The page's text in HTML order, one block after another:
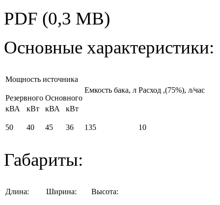
PDF (0,3 MB)
Основные характеристики:
Мощность источника
Емкость бака, л Расход ,(75%), л/час
Резервного Основного
кВА
кВт кВА кВт
50 40 45 36 135 10
Габариты:
Длина: Ширина: Высота: